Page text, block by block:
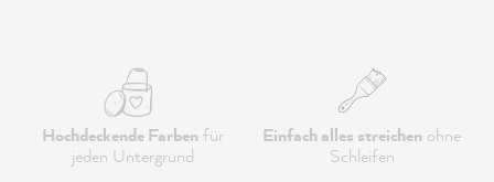
Hochdeckende Farbenfür
jeden Untergrund
Einfach alles streichen ohne
Schleifen